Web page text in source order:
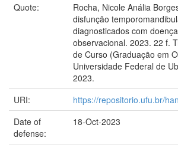
Quote:
Rocha, Nicole Anália
disfunção
diagnosticados com
observacional. 2023. 22 f.
de Curso (Graduação em
Universidade Federal de
2023.
URI:
https://repositorio.ufu.br/
Date of
defense:
18-Oct-2023